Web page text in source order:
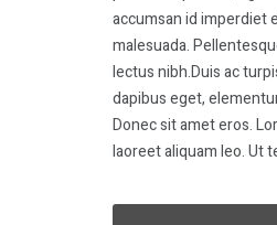
accumsan id imperdiet
malesuada.
lectus nibh.Duis ac
dapibus eget,
Donec sit amet eros.
laoreet aliquam leo. Ut